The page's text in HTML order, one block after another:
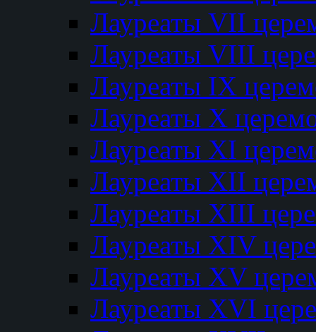
Лауреаты VII
Лауреаты VIII
Лауреаты IX
Лауреаты Х
Лауреаты XI
Лауреаты XII
Лауреаты XIII
Лауреаты XIV
Лауреаты XV
Лауреаты XVI